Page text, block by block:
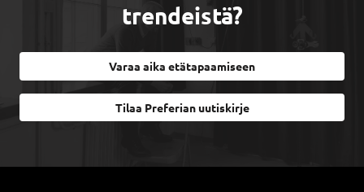
trendeistä?
Varaa aika etätapaamiseen
Tilaa Preferian uutiskirje